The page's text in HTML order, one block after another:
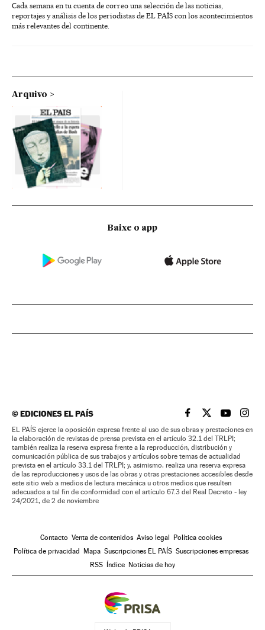
Cada semana en tu cuenta de correo una selección de las noticias,
reportajes y análisis de los periodistas de EL PAÍS con los acontecimientos
más relevantes del continente.
Arquivo
Baixe o app
©EDICIONES EL PAÍS EL PAÍS BRASIL EN
EL PAÍSEL PAÍS
EL
EL PAÍS ejerce la oposición expresa frente al uso de sus obras y prestaciones en
la elaboración de revistas de prensa prevista en el artículo 32.1 del TRLPI;
también realiza la reserva expresa frente a la reproducción, distribución y
comunicación pública de sus trabajos y artículos sobre temas de actualidad
prevista en el artículo 33.1 del TRLPI; y, asimismo, realiza una reserva expresa
de las reproducciones y usos de las obras y otras prestaciones accesibles desde
este sitio web a medios de lectura mecánica u otros medios que resulten
adecuados a tal fin de conformidad con el artículo 67.3 del Real Decreto - ley
24/2021, de 2 de noviembre
Contacto Venta de contenidos Aviso legal
Política cookies
Política de privacidad
Mapa Suscripciones EL PAÍS Suscripciones empresas
RSS
Índice Noticias de hoy